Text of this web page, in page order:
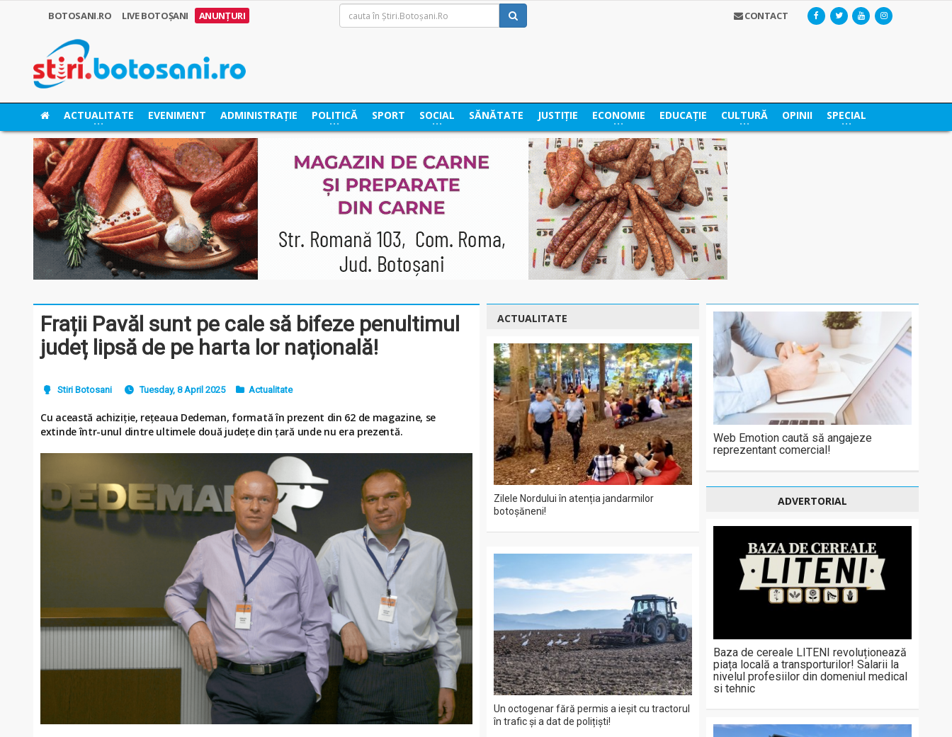
BOTOSANI.RO LIVE BOTOȘANI ANUNȚURI CONTACT
ACTUALITATE EVENIMENT ADMINISTRAȚIE POLITICĂ SPORT SOCIAL SĂNĂTATE JUSTIȚIE ECONOMIE EDUCAȚIE CULTURĂ OPINII SPECIAL
Frații Pavăl sunt pe cale să bifeze penultimul
județ lipsă de pe harta lor națională!
Stiri Botosani Tuesday, 8 April 2025 Actualitate
Cu această achiziție, rețeaua Dedeman, formată în prezent din 62 de magazine, se
extinde într-unul dintre ultimele două județe din țară unde nu era prezentă.
ACTUALITATE
Zilele Nordului în atenția jandarmilor
botoșăneni!
Un octogenar fără permis a ieșit cu tractorul
în trafic și a dat de polițiști!
Web Emotion caută să angajeze
reprezentant comercial!
ADVERTORIAL
Baza de cereale LITENI revoluționează
piața locală a transporturilor! Salarii la
nivelul profesiilor din domeniul medical
si tehnic